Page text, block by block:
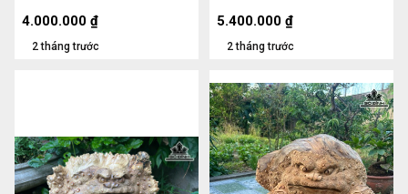
2 tháng trước
4.000.000 ₫
2 tháng trước
5.400.000 ₫